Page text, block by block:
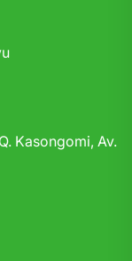
Kasongomi, Av.